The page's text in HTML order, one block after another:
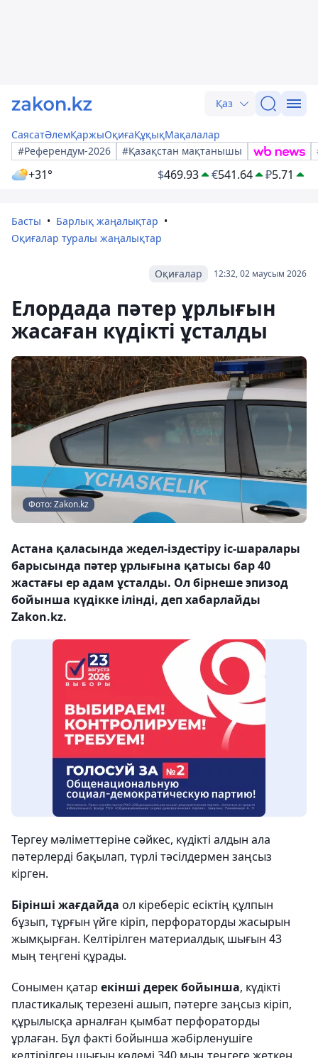
Қаз
СаясатӘлемҚаржыОқиғаҚұқықМақалалар
#Референдум-2026
#Қазақстан мақтанышы
+31° $469.93 €541.64 ₽5.71
Басты
Барлық жаңалықтар
Оқиғалар туралы жаңалықтар
12:32, 02 маусым 2026
Оқиғалар
Елордада пәтер ұрлығын
жасаған күдікті ұсталды
Фото: Zakon.kz
Астана қаласында жедел-іздестіру іс-шаралары
барысында пәтер ұрлығына қатысы бар 40
жастағы ер адам ұсталды. Ол бірнеше эпизод
бойынша күдікке ілінді, деп хабарлайды
Zakon.kz.
Тергеу мәліметтеріне сәйкес, күдікті алдын ала
пәтерлерді бақылап, түрлі тәсілдермен заңсыз
кірген.
Бірінші жағдайда ол кіреберіс есіктің құлпын
бұзып, тұрғын үйге кіріп, перфораторды жасырын
жымқырған. Келтірілген материалдық шығын 43
мың теңгені құрады.
Сонымен қатар екінші дерек бойынша, күдікті
пластикалық терезені ашып, пәтерге заңсыз кіріп,
құрылысқа арналған қымбат перфораторды
ұрлаған. Бұл факті бойынша жәбірленушіге